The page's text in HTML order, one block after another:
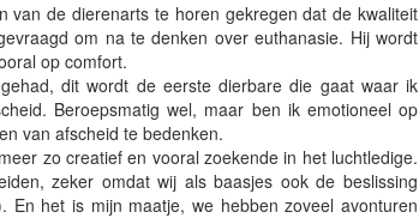
de dierenarts te horen gekregen dat de kwaliteit
om na te denken over euthanasie. Hij wordt
op comfort.
dit wordt de eerste dierbare die gaat waar ik
Beroepsmatig wel, maar ben ik emotioneel op
van afscheid te bedenken.
zo creatief en vooral zoekende in het luchtledige.
zeker omdat wij als baasjes ook de beslissing
het is mijn maatje, we hebben zoveel avonturen